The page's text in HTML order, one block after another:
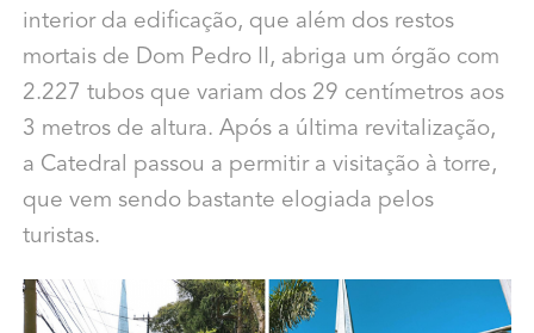
interior da edificação, que além dos restos
mortais de Dom Pedro II, abriga um órgão com
2.227 tubos que variam dos 29 centímetros aos
3 metros de altura. Após a última revitalização,
a Catedral passou a permitir a visitação à torre,
que vem sendo bastante elogiada pelos
turistas.